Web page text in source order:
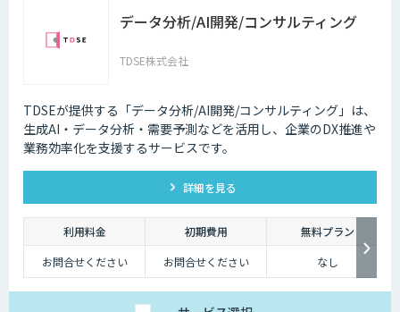
データ分析/AI開発/コンサルティング
TDSE株式会社
TDSEが提供する「データ分析/AI開発/コンサルティング」は、
生成AI・データ分析・需要予測などを活用し、企業のDX推進や
業務効率化を支援するサービスです。
詳細を見る
利用料金 初期費用
無料プラン
お問合せください
お問合せください なし